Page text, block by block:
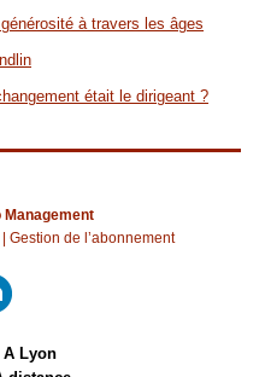
à travers les âges
était le dirigeant ?
Management
Gestion de l’abonnement
A Lyon